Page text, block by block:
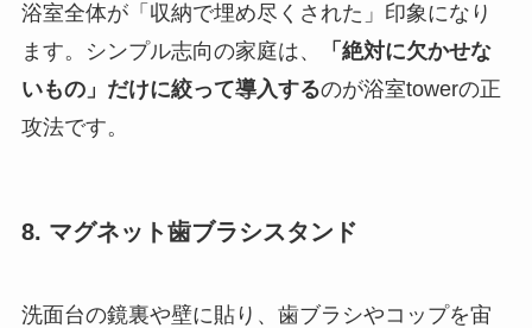
浴室全体が「収納で埋め尽くされた」印象になり
ます。シンプル志向の家庭は、
「絶対に欠かせな
いもの」だけに絞って導入するのが浴室towerの正
攻法です。
8. マグネット歯ブラシスタンド
洗面台の鏡裏や壁に貼り、歯ブラシやコップを宙